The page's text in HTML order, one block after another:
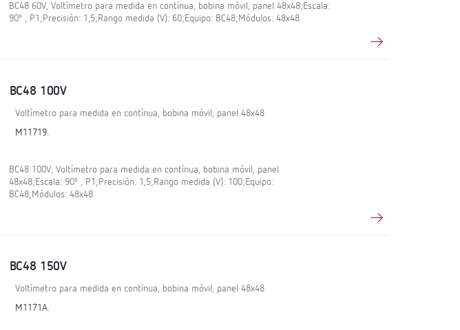
BC48 60V, Voltímetro para medida en contínua, bobina móvil, panel 48x48;Escala:
90º , P1;Precisión: 1,5;Rango medida (V): 60;Equipo: BC48;Módulos: 48x48
BC48 100V
Voltímetro para medida en contínua, bobina móvil, panel 48x48
M11719.
BC48 100V, Voltímetro para medida en contínua, bobina móvil, panel
48x48;Escala: 90º , P1;Precisión: 1,5;Rango medida (V): 100;Equipo:
BC48;Módulos: 48x48
BC48 150V
Voltímetro para medida en contínua, bobina móvil, panel 48x48
M1171A.